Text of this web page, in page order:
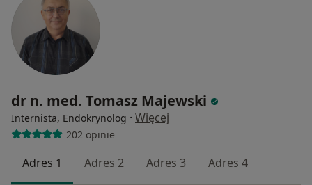
dr n. med. Tomasz Majewski
Internista, Endokrynolog · Więcej
202 opinie
Adres 1 Adres 2 Adres 3 Adres 4